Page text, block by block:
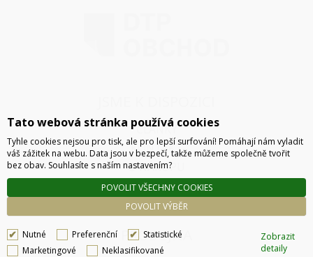
ČLÁNKY
KONTAKT
O NÁKUPU
SPRÁVA COOKIES
PRODEJNA
Tato webová stránka používá cookies
Tyhle cookies nejsou pro tisk, ale pro lepší surfování! Pomáhají nám vyladit
váš zážitek na webu. Data jsou v bezpečí, takže můžeme společně tvořit
bez obav. Souhlasíte s naším nastavením?
POVOLIT VÝBĚR
POVOLIT VŠECHNY COOKIES
Nutné Preferenční
Statistické
Marketingové
Neklasifikované
Zobrazit
detaily